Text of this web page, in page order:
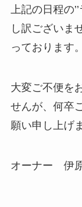
上記の日程の
し訳ございま
っております。
大変ご不便を
せんが、何卒
願い申し上げ
オーナー 伊